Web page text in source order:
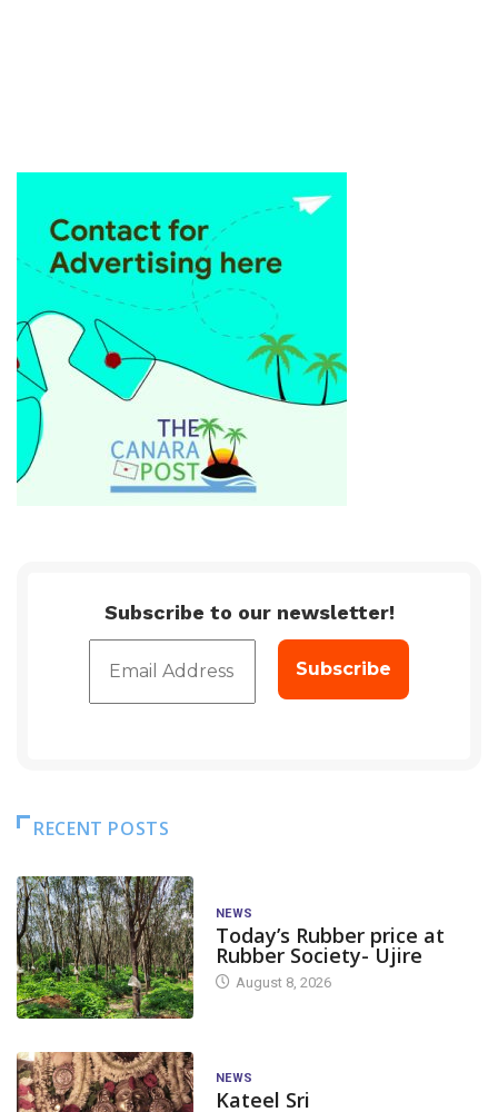
Subscribe to our newsletter!
RECENT POSTS
NEWS
Today’s Rubber price at
Rubber Society- Ujire
August 8, 2026
NEWS
Kateel Sri